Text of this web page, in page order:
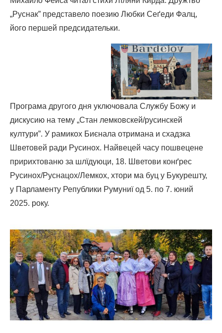
„Руснак” представело поезию Любки Сеґеди Фалц,
його першей предсидательки.
Програма другого дня уключовала Службу Божу и
дискусию на тему „Стан лемковскей/русинскей
култури”. У рамикох Биєнала отримана и схадзка
Шветовей ради Русинох. Найвецей часу пошвецене
пририхтованю за шлїдуюци, 18. Шветови конґрес
Русинох/Руснацох/Лемкох, хтори ма буц у Букурешту,
у Парламенту Републики Румуниї од 5. по 7. юний
2025. року.